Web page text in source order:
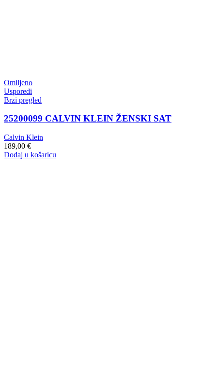
Omiljeno
Usporedi
Brzi pregled
25200099 CALVIN KLEIN ŽENSKI SAT
Calvin Klein
189,00 €
Dodaj u košaricu